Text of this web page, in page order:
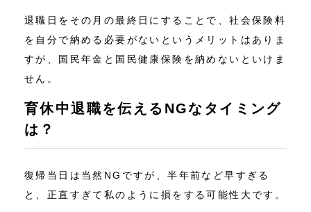
退職日をその月の最終日にすることで、社会保険料
を自分で納める必要がないというメリットはありま
すが、国民年金と国民健康保険を納めないといけま
せん。
育休中退職を伝えるNGなタイミング
は？
復帰当日は当然NGですが、半年前など早すぎる
と、正直すぎて私のように損をする可能性大です。